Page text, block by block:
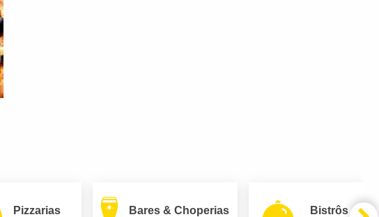
Pizzarias Bares & Choperias Bistrôs